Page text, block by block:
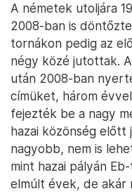
A németek utoljára
2008-ban is
tornákon pedig az
négy közé jutottak.
után 2008-ban
címüket, három
fejezték be a nagy
hazai közönség előtt
nagyobb, nem is
mint hazai pályán
elmúlt évek, de akár